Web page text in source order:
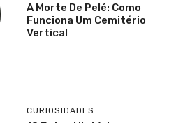
A Morte De Pelé: Como
Funciona Um Cemitério
Vertical
CURIOSIDADES